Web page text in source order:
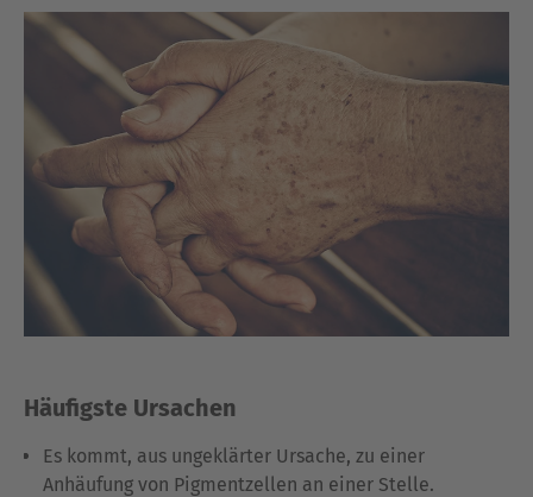
Häufigste Ursachen
Es kommt, aus ungeklärter Ursache, zu einer
Anhäufung von Pigmentzellen an einer Stelle.